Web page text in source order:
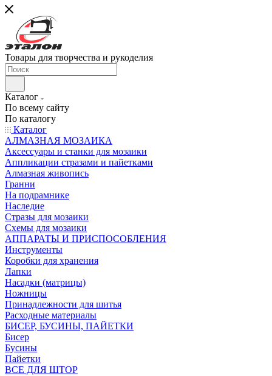
Товары для творчества и рукоделия
Каталог
По всему сайту
По каталогу
Каталог
АЛМАЗНАЯ МОЗАИКА
Аксессуары и станки для мозаики
Аппликации стразами и пайетками
Алмазная живопись
Гранни
На подрамнике
Наследие
Стразы для мозаики
Схемы для мозаики
АППАРАТЫ И ПРИСПОСОБЛЕНИЯ
Инструменты
Коробки для хранения
Лапки
Насадки (матрицы)
Ножницы
Принадлежности для шитья
Расходные материалы
БИСЕР, БУСИНЫ, ПАЙЕТКИ
Бисер
Бусины
Пайетки
ВСЕ ДЛЯ ШТОР